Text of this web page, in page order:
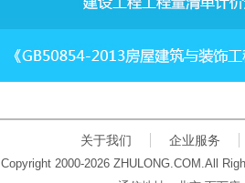
关于我们 企业服务
Copyright 2000-2026 ZHULONG.COM.All